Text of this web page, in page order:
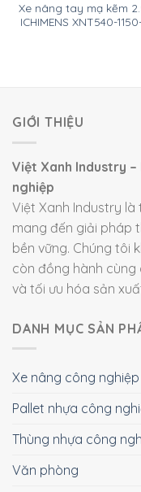
Xe nâng tay mạ kẽm
ICHIMENS XNT540-
GIỚI THIỆU
Việt Xanh Industry
nghiệp
Việt Xanh Industry là
mang đến giải pháp
bền vững. Chúng tôi
còn đồng hành
và tối ưu hóa sản
DANH MỤC SẢN
Xe nâng công nghiệp
Pallet nhựa công
Thùng nhựa công
Văn phòng